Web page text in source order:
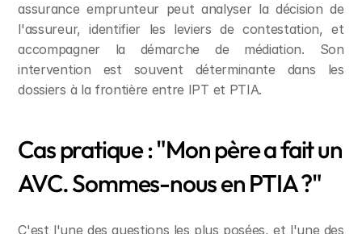
assurance emprunteur peut analyser la décision de
l'assureur, identifier les leviers de contestation, et
accompagner la démarche de médiation. Son
intervention est souvent déterminante dans les
dossiers à la frontière entre IPT et PTIA.
Cas pratique : "Mon père a fait un
AVC. Sommes-nous en PTIA ?"
C'est l'une des questions les plus posées, et l'une des